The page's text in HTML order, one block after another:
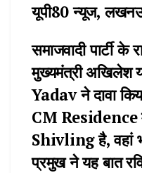
यूपी80 न्यूज,
समाजवादी पार्टी के
मुख्यमंत्रीअखिलेश
Yadavने दावा
CM Residence
Shivlingहै, वहां
प्रमुख ने यह बात